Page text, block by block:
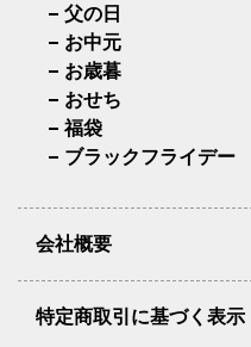
父の日
お中元
お歳暮
おせち
福袋
ブラックフライデー
会社概要
特定商取引に基づく表示